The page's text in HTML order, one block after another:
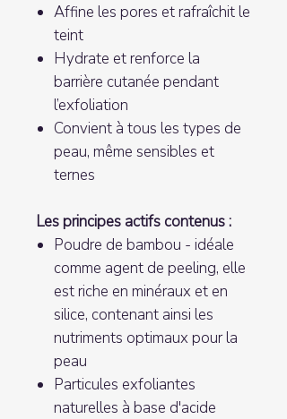
Affine les pores et rafraîchit le
teint
Hydrate et renforce la
barrière cutanée pendant
l’exfoliation
Convient à tous les types de
peau, même sensibles et
ternes
Les principes actifs contenus :
Poudre de bambou - idéale
comme agent de peeling, elle
est riche en minéraux et en
silice, contenant ainsi les
nutriments optimaux pour la
peau
Particules exfoliantes
naturelles à base d'acide